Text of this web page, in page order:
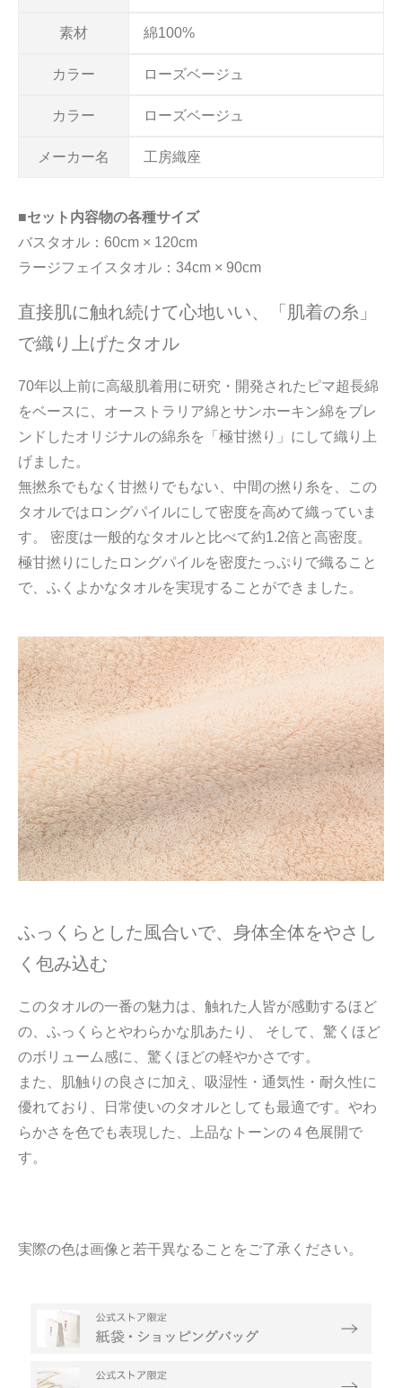
素材 綿100%
カラー ローズベージュ
カラー ローズベージュ
メーカー名 工房織座
■セット内容物の各種サイズ
バスタオル：60cm × 120cm
ラージフェイスタオル：34cm × 90cm
直接肌に触れ続けて心地いい、「肌着の糸」
で織り上げたタオル
70年以上前に高級肌着用に研究・開発されたピマ超長綿
をベースに、オーストラリア綿とサンホーキン綿をブレ
ンドしたオリジナルの綿糸を「極甘撚り」にして織り上
げました。
無撚糸でもなく甘撚りでもない、中間の撚り糸を、この
タオルではロングパイルにして密度を高めて織っていま
す。 密度は一般的なタオルと比べて約1.2倍と高密度。
極甘撚りにしたロングパイルを密度たっぷりで織ること
で、ふくよかなタオルを実現することができました。
ふっくらとした風合いで、身体全体をやさし
く包み込む
このタオルの一番の魅力は、触れた人皆が感動するほど
の、ふっくらとやわらかな肌あたり、 そして、驚くほど
のボリューム感に、驚くほどの軽やかさです。
また、肌触りの良さに加え、吸湿性・通気性・耐久性に
優れており、日常使いのタオルとしても最適です。やわ
らかさを色でも表現した、上品なトーンの４色展開で
す。
実際の色は画像と若干異なることをご了承ください。